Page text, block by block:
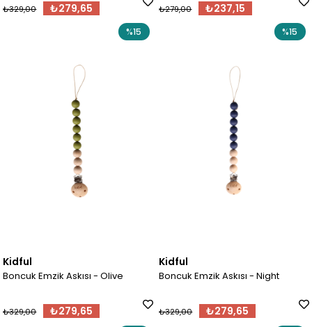
₺279,65
₺329,00 ₺237,15
₺279,00
Kidful
Boncuk Emzik Askısı - Olive
₺279,65
₺329,00
%15
Kidful
Boncuk Emzik Askısı - Night
₺279,65
₺329,00
%15